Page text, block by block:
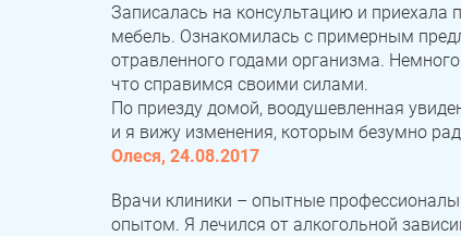
Записалась на консультацию и приехала
мебель. Ознакомилась с примерным
отравленного годами организма.
что справимся своими силами.
По приезду домой, воодушевленная
и я вижу изменения, которым безумно
Олеся, 24.08.2017
Врачи клиники – опытные
опытом. Я лечился от алкогольной